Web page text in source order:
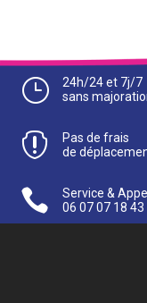
}
24h/24 et 7j/7
sans

Pas de frais
de

Service &
06 07 07 18 43